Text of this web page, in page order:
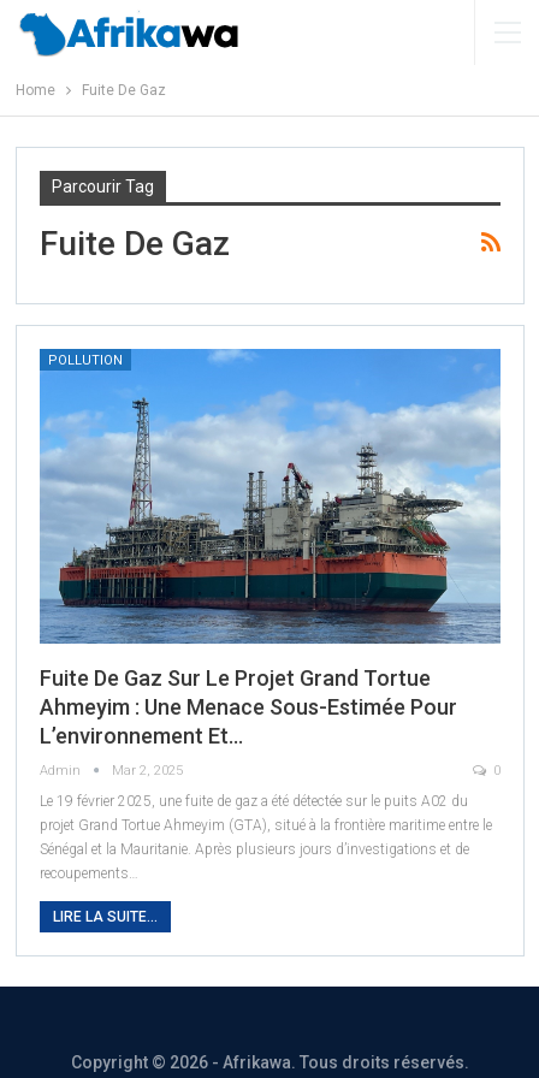
Home Fuite De Gaz
Parcourir Tag
Fuite De Gaz
POLLUTION
Fuite De Gaz Sur Le Projet Grand Tortue
Ahmeyim : Une Menace Sous-Estimée Pour
L’environnement Et…
Admin Mar 2, 2025 0
Le 19 février 2025, une fuite de gaz a été détectée sur le puits A02 du
projet Grand Tortue Ahmeyim (GTA), situé à la frontière maritime entre le
Sénégal et la Mauritanie. Après plusieurs jours d’investigations et de
recoupements
LIRE LA SUITE...
Copyright © 2026 - Afrikawa. Tous droits réservés.